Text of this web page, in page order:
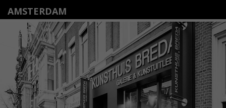
AMSTERDAM
Amstelveenseweg 135
1075 VX Amsterdam
+31 (0)20 2332546
info@kunsthuisamsterdam.nl
Lees meer